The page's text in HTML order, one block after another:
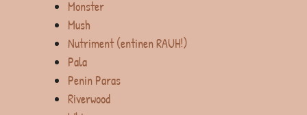
Monster
Mush
Nutriment (entinen RAUH!)
Pala
Penin Paras
Riverwood